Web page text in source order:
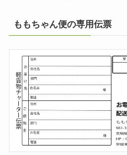
ももちゃん便の専用伝票